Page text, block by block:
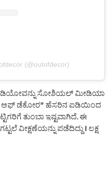
(@outofdecor)
ಸೋಶಿಯಲ್ ಮೀಡಿಯಾ
ಆಫ್ ಡೆಕೋರ” ಹೆಸರಿನ ಐಡಿಯಿಂದ
ತುಂಬಾ ಇಷ್ಟವಾಗಿದೆ. ಈ
ಪಡೆದಿದ್ದು 1 ಲಕ್ಷ